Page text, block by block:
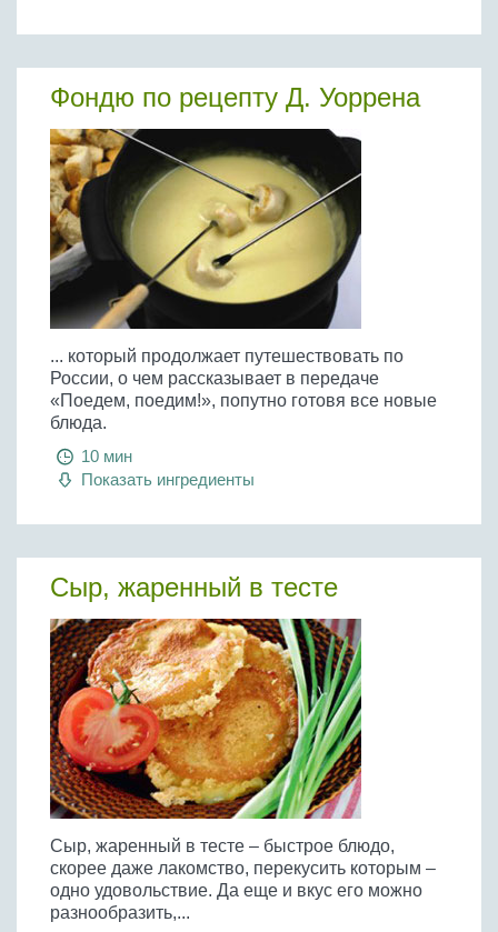
Фондю по рецепту Д. Уоррена
... который продолжает путешествовать по
России, о чем рассказывает в передаче
«Поедем, поедим!», попутно готовя все новые
блюда.
10 мин
Показать ингредиенты
Сыр, жаренный в тесте
Сыр, жаренный в тесте – быстрое блюдо,
скорее даже лакомство, перекусить которым –
одно удовольствие. Да еще и вкус его можно
разнообразить,...